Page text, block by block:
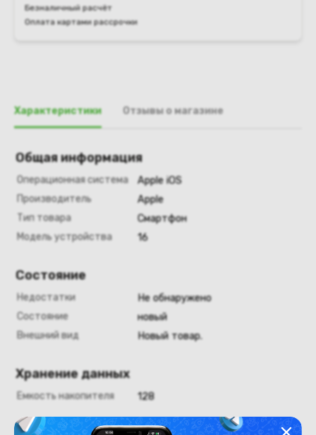
Безналичный расчёт
Оплата картами рассрочки
Характеристики Отзывы о магазине
Общая информация
Операционная система
Apple iOS
Производитель
Apple
Тип товара
Смартфон
Модель устройства
16
Состояние
Недостатки
Не обнаружено
Состояние
новый
Внешний вид
Новый товар.
Хранение данных
Емкость накопителя 128